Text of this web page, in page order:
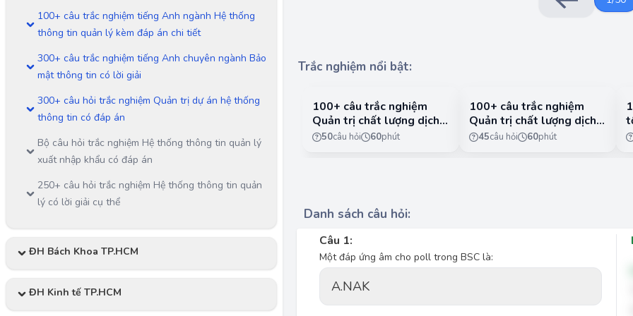
100+ câu trắc nghiệm tiếng Anh ngành Hệ thống
thông tin quản lý kèm đáp án chi tiết
300+ câu trắc nghiệm tiếng Anh chuyên ngành Bảo
mật thông tin có lời giải
300+ câu hỏi trắc nghiệm Quản trị dự án hệ thống
thông tin có đáp án
Bộ câu hỏi trắc nghiệm Hệ thống thông tin quản lý
xuất nhập khẩu có đáp án
250+ câu hỏi trắc nghiệm Hệ thống thông tin quản
lý có lời giải cụ thể
ĐH Bách Khoa TP.HCM
ĐH Kinh tế TP.HCM
Trắc nghiệm nổi bật:
100+ câu trắc nghiệm
Quản trị chất lượng dịch
vụ có lời giải chi tiết -
50câu hỏi 60phút
100+ câu trắc nghiệm
Quản trị chất lượng dịch
vụ có lời giải chi tiết -
45câu hỏi 60phút
Danh sách câu hỏi:
Câu 1:
Một đáp ứng âm cho poll trong BSC là:
A.NAK